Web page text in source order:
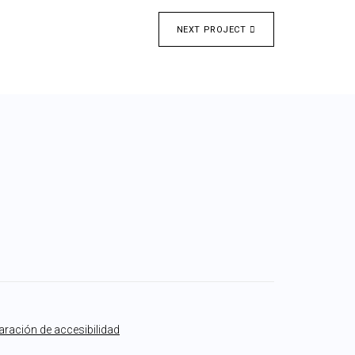
NEXT PROJECT
de accesibilidad